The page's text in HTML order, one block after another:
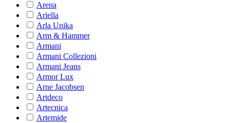
Arena
Ariella
Arla Unika
Arm & Hammer
Armani
Armani Collezioni
Armani Jeans
Armor Lux
Arne Jacobsen
Artdeco
Artecnica
Artemide